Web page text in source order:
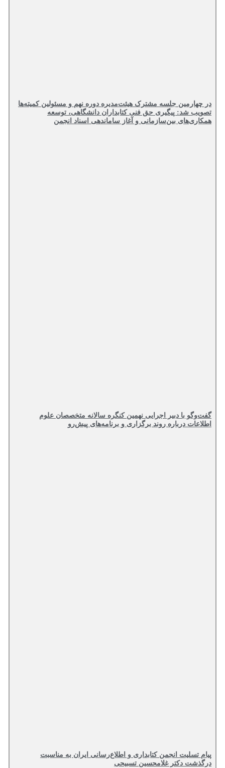
در چهارمین جلسه مشترک هیئت‌مدیره دوره نهم و مسئولین کمیته‌ها
تصویب شد: پیگیری حق فنی کتابداران دانشگاهی، توسعه
همکاری‌های بین‌سازمانی و آغاز ساماندهی اسناد انجمن
گفت‌وگو با دبیر اجرایی نهمین کنگره سالانه متخصصان علوم
اطلاعات درباره روند برگزاری و برنامه‌های پیش‌رو
پیام تسلیت انجمن کتابداری و اطلاع‌رسانی ایران به مناسبت
درگذشت دکتر غلامحسین تسبیحی